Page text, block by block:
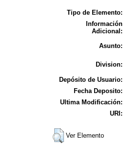
Tipo de Elemento:
Información
Adicional:
Asunto:
Division:
Depósito de Usuario:
Fecha Deposito:
Ultima Modificación:
URI:
Ver Elemento